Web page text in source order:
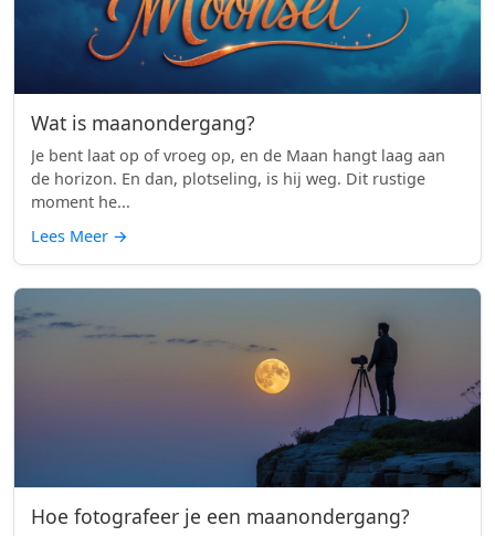
Wat is maanondergang?
Je bent laat op of vroeg op, en de Maan hangt laag aan
de horizon. En dan, plotseling, is hij weg. Dit rustige
moment he...
Lees Meer →
Hoe fotografeer je een maanondergang?